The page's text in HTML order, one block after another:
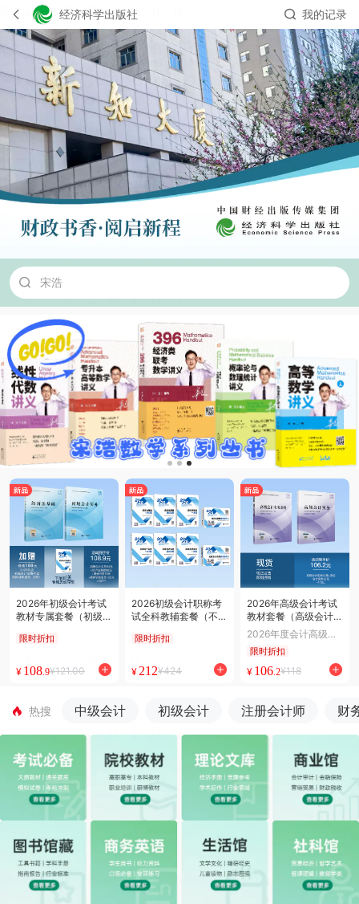
经济科学出版社 我的记录
中级会计
初级会计
注册会计师
宋浩
2026年初级会计考试
教材专属套餐（初级会
础68元+套餐专属思维
限时折扣
¥ 108.9¥121.00
2026初级会计职称考
试全科教辅套餐（不含
0题+模拟试题+一本通
限时折扣
¥ 212¥424
2026年高级会计考试
教材套餐（高级会计实
务80元+高级会计实务
案例38元）
2026年度会计高级级
职称考试教材
限时折扣
¥ 106.2¥118
热搜 中级会计 初级会计 注册会计师 财